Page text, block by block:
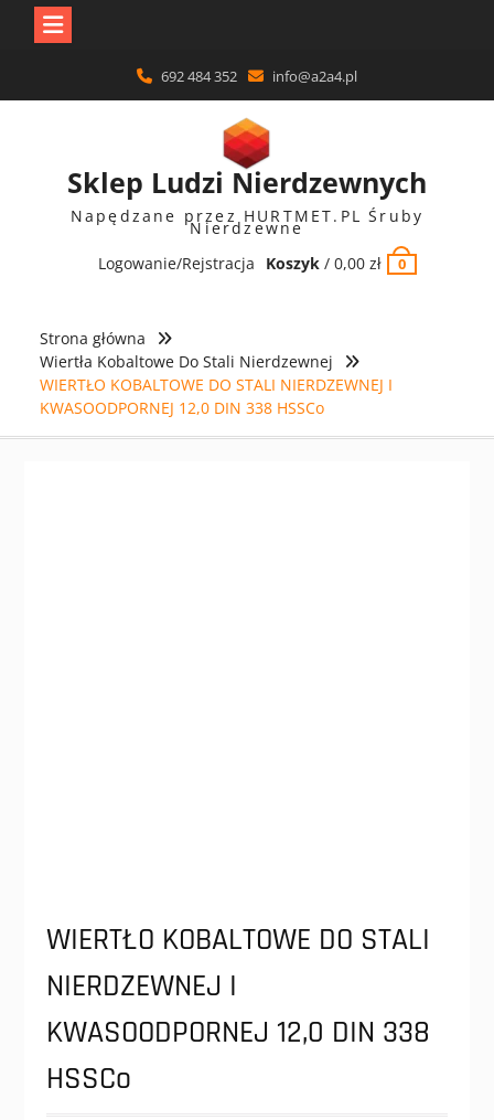
content
692 484 352 info@a2a4.pl
Sklep Ludzi Nierdzewnych
Napędzane przez HURTMET.PL Śruby
Nierdzewne
Logowanie/Rejstracja
Koszyk/ 0,00 zł 0
Strona główna
Wiertła Kobaltowe Do Stali Nierdzewnej
WIERTŁO KOBALTOWE DO STALI NIERDZEWNEJ I
KWASOODPORNEJ 12,0 DIN 338 HSSCo
WIERTŁO KOBALTOWE DO STALI
NIERDZEWNEJ I
KWASOODPORNEJ 12,0 DIN 338
HSSCo